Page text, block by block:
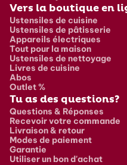
Vers la boutique en
Ustensiles de cuisine
Ustensiles de pâtisserie
Appareils électriques
Tout pour la maison
Ustensiles de nettoyage
Livres de cuisine
Abos
Outlet %
Tu as des questions?
Questions & Réponses
Recevoir votre commande
Livraison & retour
Modes de paiement
Garantie
Utiliser un bon d'achat